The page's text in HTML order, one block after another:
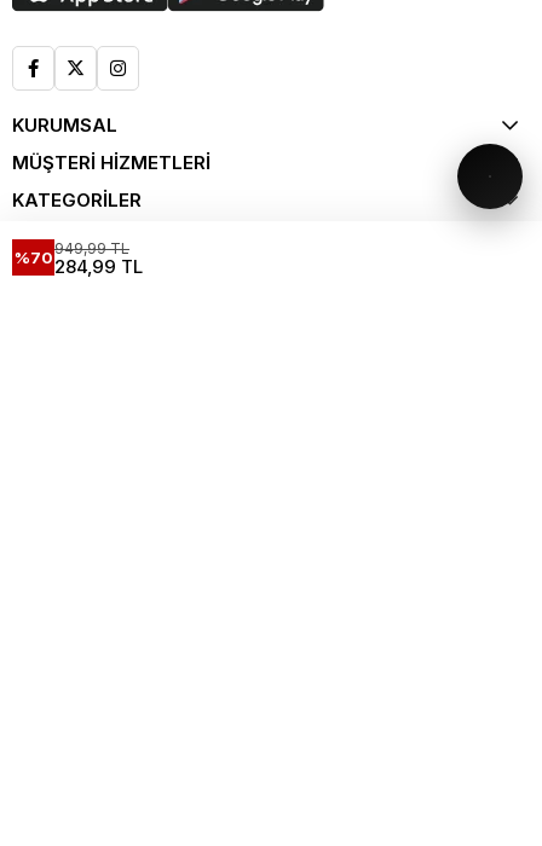
KURUMSAL
MÜŞTERİ HİZMETLERİ
KATEGORİLER
ALIŞVERİŞ
KATALOG
%70949,99 TL
284,99 TL